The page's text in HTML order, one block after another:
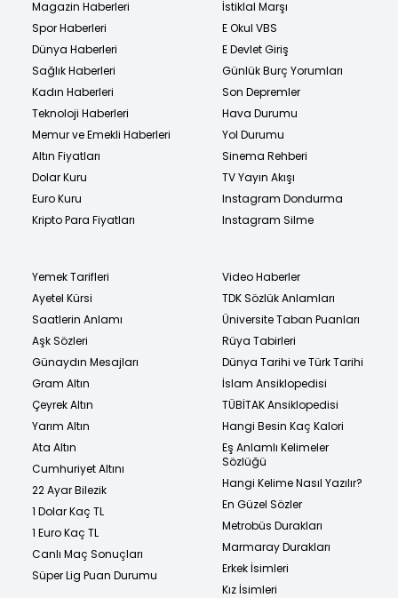
Magazin Haberleri
Spor Haberleri
Dünya Haberleri
Sağlık Haberleri
Kadın Haberleri
Teknoloji Haberleri
Memur ve Emekli Haberleri
Altın Fiyatları
Dolar Kuru
Euro Kuru
Kripto Para Fiyatları
İstiklal Marşı
E Okul VBS
E Devlet Giriş
Günlük Burç Yorumları
Son Depremler
Hava Durumu
Yol Durumu
Sinema Rehberi
TV Yayın Akışı
Instagram Dondurma
Instagram Silme
Yemek Tarifleri
Ayetel Kürsi
Saatlerin Anlamı
Aşk Sözleri
Günaydın Mesajları
Gram Altın
Çeyrek Altın
Yarım Altın
Ata Altın
Cumhuriyet Altını
22 Ayar Bilezik
1 Dolar Kaç TL
1 Euro Kaç TL
Canlı Maç Sonuçları
Süper Lig Puan Durumu
Video Haberler
TDK Sözlük Anlamları
Üniversite Taban Puanları
Rüya Tabirleri
Dünya Tarihi ve Türk Tarihi
İslam Ansiklopedisi
TÜBİTAK Ansiklopedisi
Hangi Besin Kaç Kalori
Eş Anlamlı Kelimeler
Sözlüğü
Hangi Kelime Nasıl Yazılır?
En Güzel Sözler
Metrobüs Durakları
Marmaray Durakları
Erkek İsimleri
Kız İsimleri